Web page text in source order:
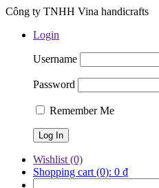
Công ty TNHH Vina handicrafts
Login
Username
Password
Remember Me
Wishlist (0)
Shopping cart (0): 0 ₫